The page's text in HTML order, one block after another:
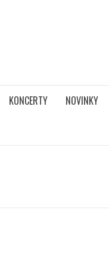
KONCERTY NOVINKY